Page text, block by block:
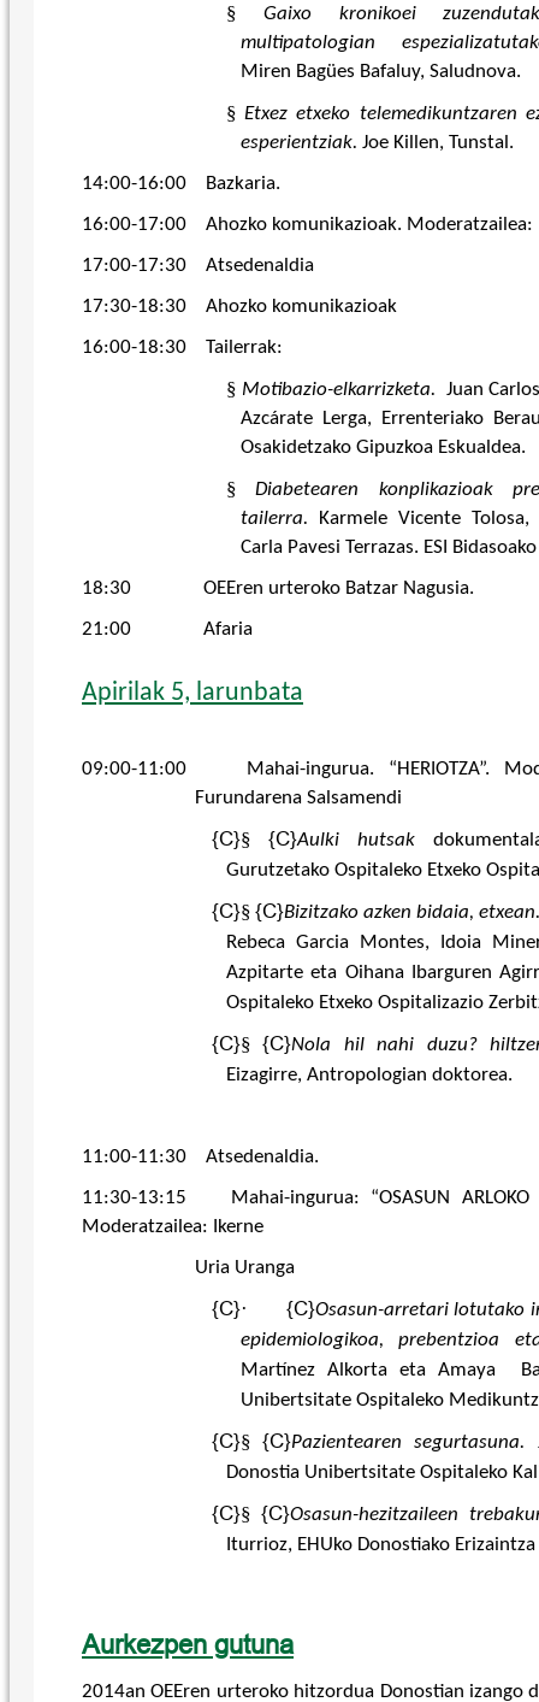
§
Gaixo kronikoei
multipatologian
Miren Bagües Bafaluy, Saludnova.
§ Etxez etxeko telemedikuntzaren
esperientziak. Joe Killen, Tunstal.
14:00-16:00 Bazkaria.
16:00-17:00 Ahozko komunikazioak. Moderatzailea:
17:00-17:30 Atsedenaldia
17:30-18:30 Ahozko komunikazioak
16:00-18:30 Tailerrak:
§ Motibazio-elkarrizketa. Juan
Azcárate Lerga, Errenteriako
Osakidetzako Gipuzkoa Eskualdea.
§
Diabetearen konplikazioak
tailerra.
Karmele VicenteTolosa,
Carla Pavesi Terrazas. ESI
18:30 OEEren urteroko Batzar Nagusia.
21:00 Afaria
Apirilak 5, larunbata
09:00-11:00 Mahai-ingurua. “HERIOTZA”.
Furundarena Salsamendi
{C}§ {C}Aulki hutsak
Gurutzetako Ospitaleko Etxeko
{C}§ {C}Bizitzako azken bidaia,
Rebeca Garcia Montes, Idoia
Azpitarte eta Oihana Ibarguren
Ospitaleko Etxeko Ospitalizazio
{C}§ {C}Nola hil nahi duzu?
Eizagirre, Antropologian doktorea.
11:00-11:30 Atsedenaldia.
11:30-13:15 Mahai-ingurua: “OSASUN ARLOKO
Moderatzailea: Ikerne
Uria Uranga
{C}· {C}Osasun-arretari lotutako
epidemiologikoa, prebentzioa
Martínez Alkorta etaAmaya
Unibertsitate Ospitaleko
{C}§ {C}Pazientearen segurtasuna.
Donostia Unibertsitate Ospitaleko
{C}§ {C}Osasun-hezitzaileen
Iturrioz, EHUko Donostiako Erizaintza
Aurkezpen gutuna
2014an OEEren urteroko hitzordua Donostian izango